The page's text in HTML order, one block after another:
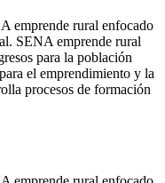
emprende rural enfocado
SENA emprende rural
para la población
el emprendimiento y la
procesos de formación